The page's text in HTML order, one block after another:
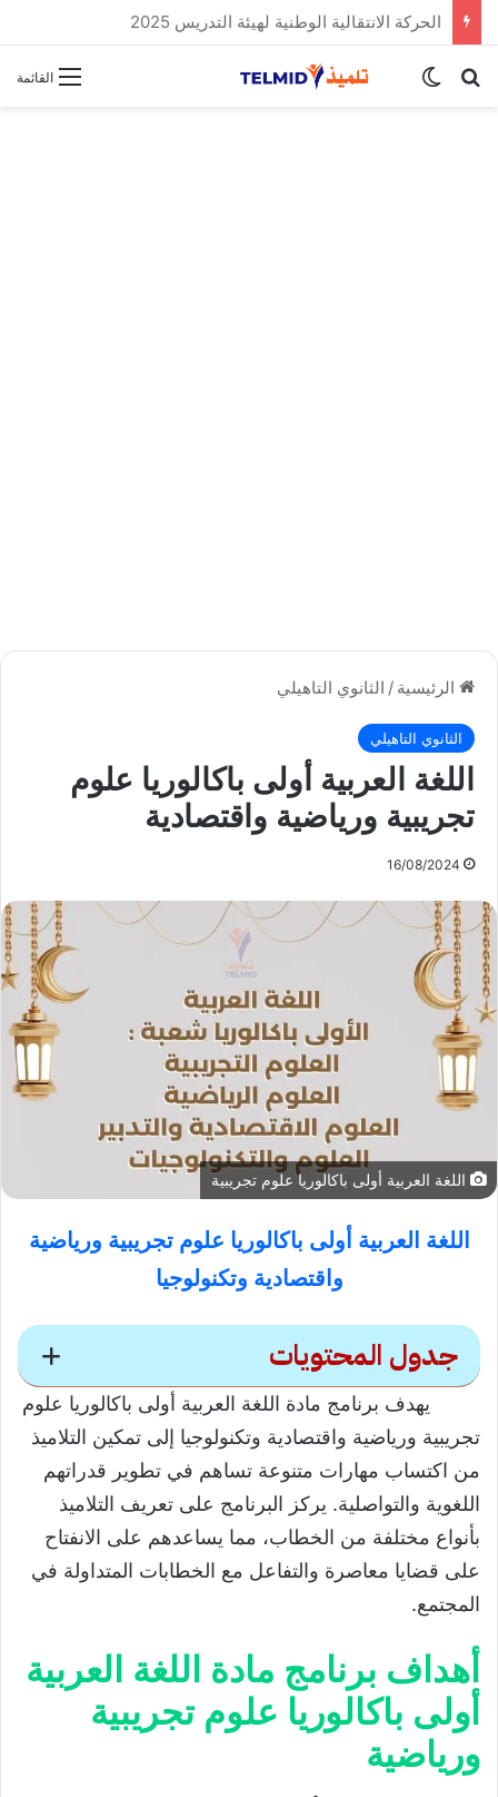
الحركة الانتقالية الوطنية لهيئة التدريس 2025
القائمة بحث عنالوضع المظلم
الرئيسية / الثانوي التاهيلي
الثانوي التاهيلي
اللغة العربية أولى باكالوريا علوم
تجريبية ورياضية واقتصادية
16/08/2024
اللغة العربية أولى باكالوريا علوم تجريبية
اللغة العربية أولى باكالوريا علوم تجريبية ورياضية
واقتصادية وتكنولوجيا
جدول المحتويات
محتويات
أهداف برنامج مادة اللغة العربية أولى باكالوريا
علوم تجريبية ورياضية
مكونات برنامج مادة اللغة العربية أولى باكالوريا
علوم تجريبية ورياضية واقتصادية
تجريبية ورياضية واقتصادية وتكنولوجيا
الدورة الأولى
الدروس اللغوية
يهدف برنامج مادة اللغة العربية أولى باكالوريا علوم
تجريبية ورياضية واقتصادية وتكنولوجيا إلى تمكين التلاميذ
من اكتساب مهارات متنوعة تساهم في تطوير قدراتهم
اللغوية والتواصلية. يركز البرنامج على تعريف التلاميذ
بأنواع مختلفة من الخطاب، مما يساعدهم على الانفتاح
على قضايا معاصرة والتفاعل مع الخطابات المتداولة في
المجتمع.
أهداف برنامج مادة اللغة العربية
أولى باكالوريا علوم تجريبية
ورياضية